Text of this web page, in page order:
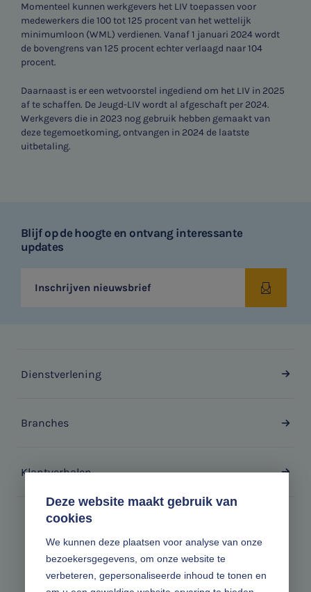
Deze website maakt gebruik van
cookies
We kunnen deze plaatsen voor analyse van onze
bezoekersgegevens, om onze website te
verbeteren, gepersonaliseerde inhoud te tonen en
Momenteel kunnen werkgevers het LIV toepassen voor
medewerkers die 100 tot 125 procent van het wettelijk
minimumloon (WML) verdienen. Vanaf 1 januari 2024 wordt
de bovengrens van 125 procent echter verlaagd naar 104
procent.
Daarnaast is er een wetvoorstel ingediend om het LIV in 2025
af te schaffen. De Jeugd-LIV wordt al afgeschaft per 2024.
Werkgevers die in 2023 nog gebruik hebben gemaakt van
deze tegemoetkoming, ontvangen in 2024 de laatste
uitbetaling.
Blijf op de hoogte en ontvang interessante
updates
Inschrijven nieuwsbrief
Dienstverlening
Branches
Klantverhalen
Volg ons online